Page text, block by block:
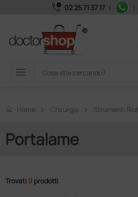
call_quality 02 25 71 37 17 | |
menu
home Home Chirurgia Strumenti
Portalame
Trovati 9 prodotti